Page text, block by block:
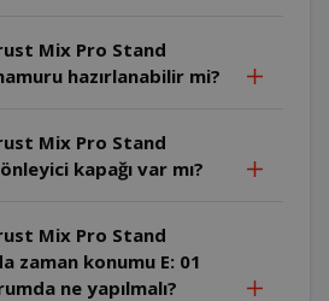
Mix Pro Stand
hazırlanabilir mi?
Mix Pro Stand
kapağı var mı?
Mix Pro Stand
zaman konumu E: 01
ne yapılmalı?